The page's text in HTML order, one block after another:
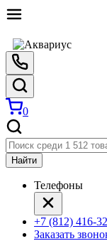
0
Найти
Телефоны
+7 (812) 416-
Заказать